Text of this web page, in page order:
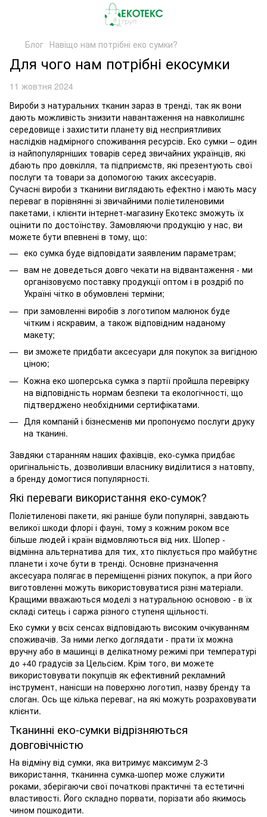
Блог Навіщо нам потрібні еко сумки?
Для чого нам потрібні екосумки
11 жовтня 2024
Вироби з натуральних тканин зараз в тренді, так як вони
дають можливість знизити навантаження на навколишнє
середовище і захистити планету від несприятливих
наслідків надмірного споживання ресурсів. Еко сумки – один
із найпопулярніших товарів серед звичайних українців, які
дбають про довкілля, та підприємств, які презентують свої
послуги та товари за допомогою таких аксесуарів.
Сучасні вироби з тканини виглядають ефектно і мають масу
переваг в порівнянні зі звичайними поліетиленовими
пакетами, і клієнти інтернет-магазину Екотекс зможуть їх
оцінити по достоїнству. Замовляючи продукцію у нас, ви
можете бути впевнені в тому, що:
еко сумка буде відповідати заявленим параметрам;
вам не доведеться довго чекати на відвантаження - ми
організовуємо поставку продукції оптом і в роздріб по
Україні чітко в обумовлені терміни;
при замовленні виробів з логотипом малюнок буде
чітким і яскравим, а також відповідним наданому
макету;
ви зможете придбати аксесуари для покупок за вигідною
ціною;
Кожна еко шоперська сумка з партії пройшла перевірку
на відповідність нормам безпеки та екологічності, що
підтверджено необхідними сертифікатами.
Для компаній і бізнесменів ми пропонуємо послуги друку
на тканині.
Завдяки старанням наших фахівців, еко-сумка придбає
оригінальність, дозволивши власнику виділитися з натовпу,
а бренду домогтися популярності.
Які переваги використання еко-сумок?
Поліетиленові пакети, які раніше були популярні, завдають
великої шкоди флорі і фауні, тому з кожним роком все
більше людей і країн відмовляються від них. Шопер -
відмінна альтернатива для тих, хто піклується про майбутнє
планети і хоче бути в тренді. Основне призначення
аксесуара полягає в переміщенні різних покупок, а при його
виготовленні можуть використовуватися різні матеріали.
Кращими вважаються моделі з натуральною основою - в їх
складі ситець і саржа різного ступеня щільності.
Еко сумки у всіх сенсах відповідають високим очікуванням
споживачів. За ними легко доглядати - прати їх можна
вручну або в машинці в делікатному режимі при температурі
до +40 градусів за Цельсієм. Крім того, ви можете
використовувати покупців як ефективний рекламний
інструмент, нанісши на поверхню логотип, назву бренду та
слоган. Ось ще кілька переваг, на які можуть розраховувати
клієнти.
Тканинні еко-сумки відрізняються
довговічністю
На відміну від сумки, яка витримує максимум 2-3
використання, тканинна сумка-шопер може служити
роками, зберігаючи свої початкові практичні та естетичні
властивості. Його складно порвати, порізати або якимось
чином пошкодити.